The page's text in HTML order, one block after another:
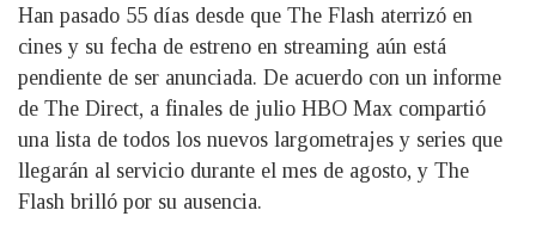
Han pasado 55 días desde que The Flash aterrizó en
cines y su fecha de estreno en streaming aún está
pendiente de ser anunciada. De acuerdo con un informe
de The Direct, a finales de julio HBO Max compartió
una lista de todos los nuevos largometrajes y series que
llegarán al servicio durante el mes de agosto, y The
Flash brilló por su ausencia.